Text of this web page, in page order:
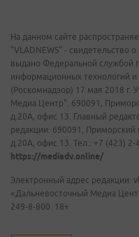
На данном сайте
"VLADNEWS" -
выдано Федеральной службой
информационных технологий
(Роскомнадзор) 17 мая 2018 г.
Медиа Центр". 690091,
д.20А, офис 13. Главный
редакции: 690091, Приморский
д.20А, офис 13. Тел.: +7 (423) 2-
https://mediadv.online/
Электронный адрес редакции:
«Дальневосточный Медиа
249-8-800. 18+